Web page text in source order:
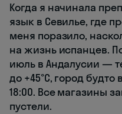
Когда я начинала
язык в Севилье, где
меня поразило,
на жизнь испанцев.
июль в Андалусии —
до +45°C, город
18:00. Все магазины
пустели.